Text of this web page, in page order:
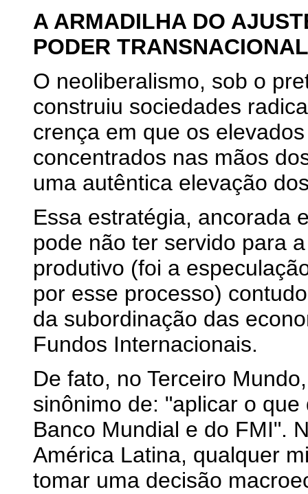
A ARMADILHA DO
PODER
O neoliberalismo, sob o
construiu sociedades
crença em que os
concentrados nas mãos
uma autêntica elevação
Essa estratégia, ancorada
pode não ter servido para
produtivo (foi a
por esse processo)
da subordinação das
Fundos Internacionais.
De fato, no Terceiro
sinônimo de: "aplicar o
Banco Mundial e do FMI".
América Latina, qualquer
tomar uma decisão